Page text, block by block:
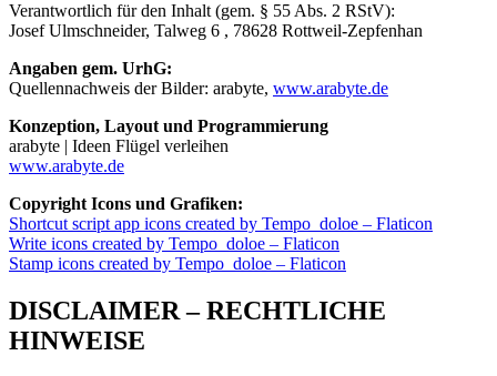
Verantwortlich für den Inhalt (gem. § 55 Abs. 2 RStV):
Josef Ulmschneider, Talweg 6 , 78628 Rottweil-Zepfenhan
Angaben gem. UrhG:
Quellennachweis der Bilder: arabyte, www.arabyte.de
Konzeption, Layout und Programmierung
arabyte | Ideen Flügel verleihen
www.arabyte.de
Copyright Icons und Grafiken:
Shortcut script app icons created by Tempo_doloe – Flaticon
Write icons created by Tempo_doloe – Flaticon
Stamp icons created by Tempo_doloe – Flaticon
DISCLAIMER – RECHTLICHE
HINWEISE